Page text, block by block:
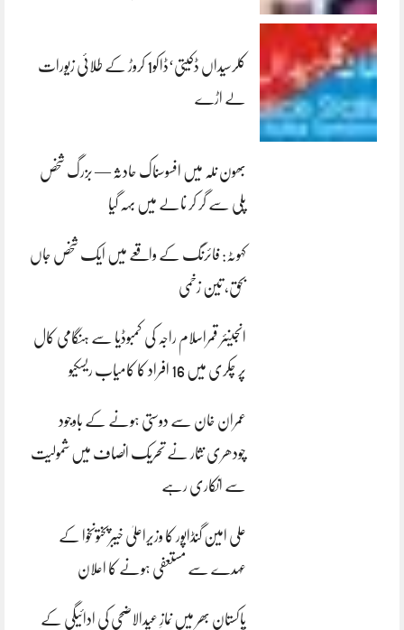
کلرسیداں ڈکیتی‘ڈاکو1 کروڑ کے طلائی زیورات
لے اڑے
بھون نلہ میں افسوسناک حادثہ — بزرگ شخص
پلی سے گر کر نالے میں بہہ گیا
کہوٹہ: فائرنگ کے واقعے میں ایک شخص جاں
بحق، تین زخمی
انجینئر قمراسلام راجہ کی کمبوڈیا سے ہنگامی کال
پر چکری میں 16 افراد کا کامیاب ریسکیو
عمران خان سے دوستی ہونے کے باوجود
چودھری نثار نے تحریک انصاف میں شمولیت
سے انکاری رہے
علی امین گنڈاپور کا وزیراعلیٰ خیبرپختونخوا کے
عہدے سے مستعفی ہونے کا اعلان
پاکستان بھر میں نمازِ عیدالاضحی کی ادائیگی کے